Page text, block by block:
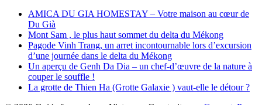
AMICA DU GIA HOMESTAY – Votre maison au cœur de
Du Già
Mont Sam , le plus haut sommet du delta du Mékong
Pagode Vinh Trang, un arret incontournable lors d’excursion
d’une journée dans le delta du Mékong
Un aperçu de Genh Da Dia – un chef-d’œuvre de la nature à
couper le souffle !
La grotte de Thien Ha (Grotte Galaxie ) vaut-elle le détour ?